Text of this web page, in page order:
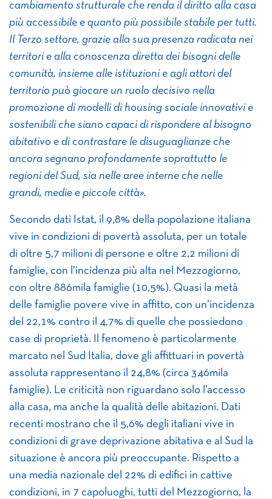
cambiamento strutturale che renda il diritto alla casa
più accessibile e quanto più possibile stabile per tutti.
Il Terzo settore, grazie alla sua presenza radicata nei
territori e alla conoscenza diretta dei bisogni delle
comunità, insieme alle istituzioni e agli attori del
territorio può giocare un ruolo decisivo nella
promozione di modelli di housing sociale innovativi e
sostenibili che siano capaci di rispondere al bisogno
abitativo e di contrastare le disuguaglianze che
ancora segnano profondamente soprattutto le
regioni del Sud, sia nelle aree interne che nelle
grandi, medie e piccole città».
Secondo dati Istat, il 9,8% della popolazione italiana
vive in condizioni di povertà assoluta, per un totale
di oltre 5,7 milioni di persone e oltre 2,2 milioni di
famiglie, con l’incidenza più alta nel Mezzogiorno,
con oltre 886mila famiglie (10,5%). Quasi la metà
delle famiglie povere vive in affitto, con un’incidenza
del 22,1% contro il 4,7% di quelle che possiedono
case di proprietà. Il fenomeno è particolarmente
marcato nel Sud Italia, dove gli affittuari in povertà
assoluta rappresentano il 24,8% (circa 346mila
famiglie). Le criticità non riguardano solo l’accesso
alla casa, ma anche la qualità delle abitazioni. Dati
recenti mostrano che il 5,6% degli italiani vive in
condizioni di grave deprivazione abitativa e al Sud la
situazione è ancora più preoccupante. Rispetto a
una media nazionale del 22% di edifici in cattive
condizioni, in 7 capoluoghi, tutti del Mezzogiorno, la